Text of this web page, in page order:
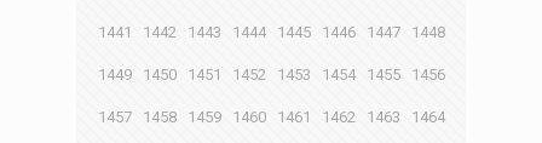
1441 1442 1443 1444 1445 1446 1447 1448
1449 1450 1451 1452 1453 1454 1455 1456
1457 1458 1459 1460 1461 1462 1463 1464